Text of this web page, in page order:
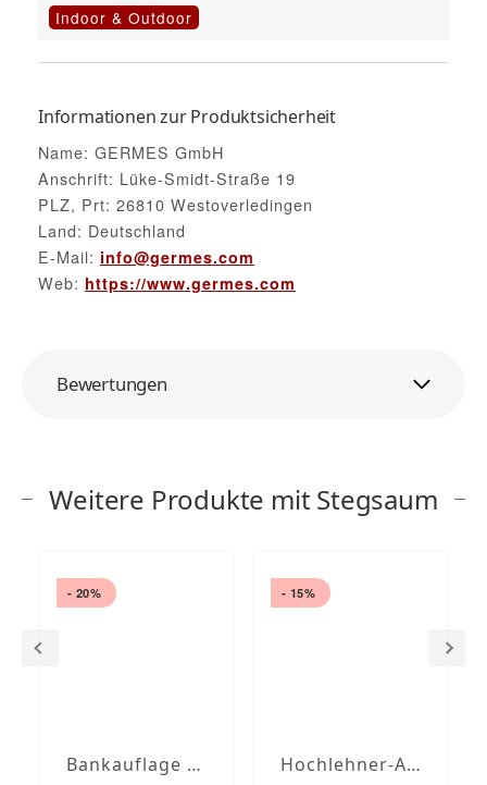
Indoor & Outdoor
Informationen zur Produktsicherheit
Name: GERMES GmbH
Anschrift: Lüke-Smidt-Straße 19
PLZ, Prt: 26810 Westoverledingen
Land: Deutschland
E-Mail: info@germes.com
Web: https://www.germes.com
Bewertungen
Weitere Produkte mit Stegsaum
- 20%
Bankauflage nach Maß mit Stegsaum
- 15%
Hochlehner-Auflagen mit Stegsaum nach Maß